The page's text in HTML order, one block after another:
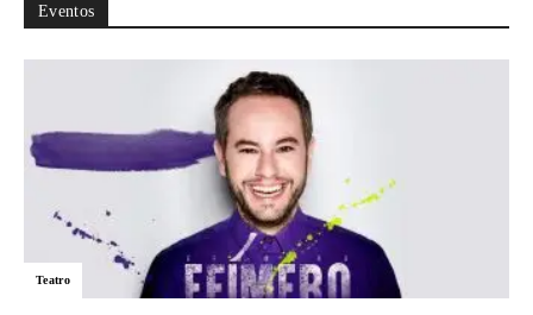
Eventos
Teatro